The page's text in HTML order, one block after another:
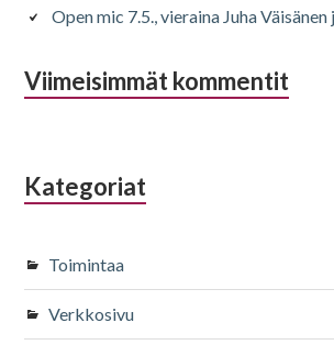
Open mic 7.5., vieraina Juha
Viimeisimmät kommentit
Kategoriat
Toimintaa
Verkkosivu